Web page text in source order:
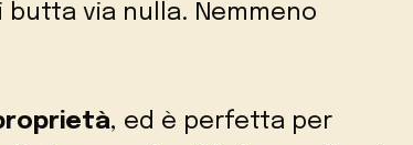
butta via nulla. Nemmeno
, ed è perfetta per